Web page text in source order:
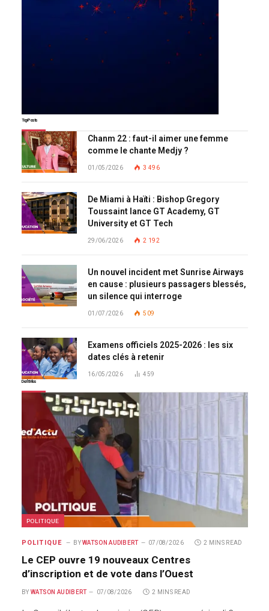
Top Posts
Chanm 22 : faut-il aimer une femme
comme le chante Medjy ?
01/05/2026 3 496
De Miami à Haïti : Bishop Gregory
Toussaint lance GT Academy, GT
University et GT Tech
29/06/2026 2 192
Un nouvel incident met Sunrise Airways
en cause : plusieurs passagers blessés,
un silence qui interroge
01/07/2026 509
Examens officiels 2025-2026 : les six
dates clés à retenir
16/05/2026 459
Don't Miss
POLITIQUE
POLITIQUE BY WATSON AUDIBERT 07/08/2026 2 MINS READ
Le CEP ouvre 19 nouveaux Centres
d’inscription et de vote dans l’Ouest
BY WATSON AUDIBERT 07/08/2026 2 MINS READ